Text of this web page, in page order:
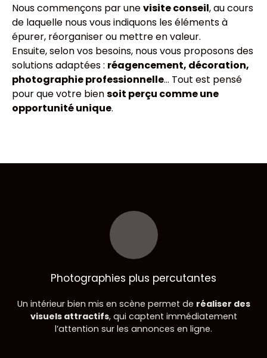
Nous commençons par unevisite conseil, au cours
de laquelle nous vous indiquons les éléments à
épurer, réorganiser ou mettre en valeur.
Ensuite, selon vos besoins, nous vous proposons des
solutions adaptées : réagencement, décoration,
photographie professionnelle… Tout est pensé
pour que votre biensoit perçu comme une
opportunité unique.
Photographies plus percutantes
Un intérieur bien mis en scène permet de réaliser des
visuels attractifs, qui captent immédiatement
l’attention sur les annonces en ligne.